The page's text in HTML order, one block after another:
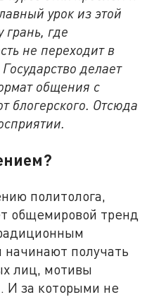
урок из этой
грань, где
не переходит в
делает
общения с
блогерского. Отсюда
политолога,
общемировой тренд
получать
лиц, мотивы
И за которыми не